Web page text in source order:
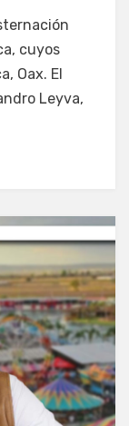
cuyos
Oax. El
Leyva,